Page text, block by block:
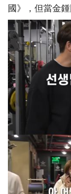
國》，但當金